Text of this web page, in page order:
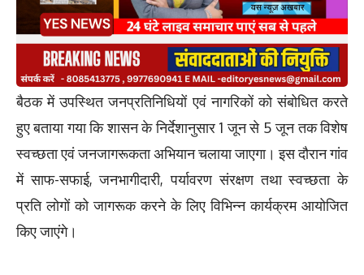
बैठक में उपस्थित जनप्रतिनिधियों एवं नागरिकों को संबोधित करते
हुए बताया गया कि शासन के निर्देशानुसार 1 जून से 5 जून तक विशेष
स्वच्छता एवं जनजागरूकता अभियान चलाया जाएगा। इस दौरान गांव
में साफ-सफाई, जनभागीदारी, पर्यावरण संरक्षण तथा स्वच्छता के
प्रति लोगों को जागरूक करने के लिए विभिन्न कार्यक्रम आयोजित
किए जाएंगे।